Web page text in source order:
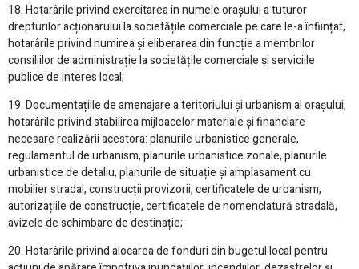
18. Hotarârile privind exercitarea în numele orașului a tuturor
drepturilor acționarului la societățile comerciale pe care le-a înființat,
hotarârile privind numirea și eliberarea din funcție a membrilor
consiliilor de administrație la societățile comerciale și serviciile
publice de interes local;
19. Documentațiile de amenajare a teritoriului și urbanism al orașului,
hotarârile privind stabilirea mijloacelor materiale și financiare
necesare realizării acestora: planurile urbanistice generale,
regulamentul de urbanism, planurile urbanistice zonale, planurile
urbanistice de detaliu, planurile de situație și amplasament cu
mobilier stradal, construcții provizorii, certificatele de urbanism,
autorizațiile de construcție, certificatele de nomenclatură stradală,
avizele de schimbare de destinație;
20. Hotarârile privind alocarea de fonduri din bugetul local pentru